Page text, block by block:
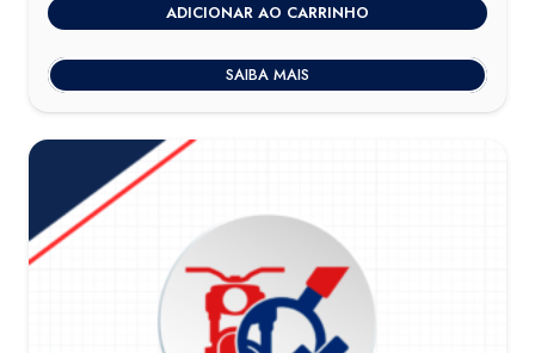
ADICIONAR AO CARRINHO
SAIBA MAIS